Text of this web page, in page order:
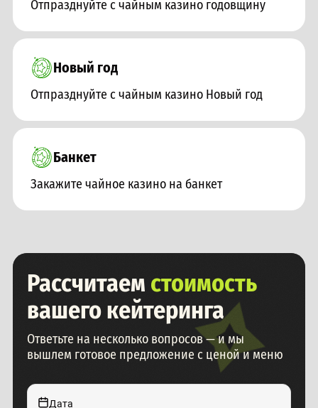
Отпразднуйте с чайным казино годовщину
Новый год
Отпразднуйте с чайным казино Новый год
Банкет
Закажите чайное казино на банкет
Рассчитаем стоимость
вашего кейтеринга
Ответьте на несколько вопросов — и мы
вышлем готовое предложение с ценой и меню
Дата